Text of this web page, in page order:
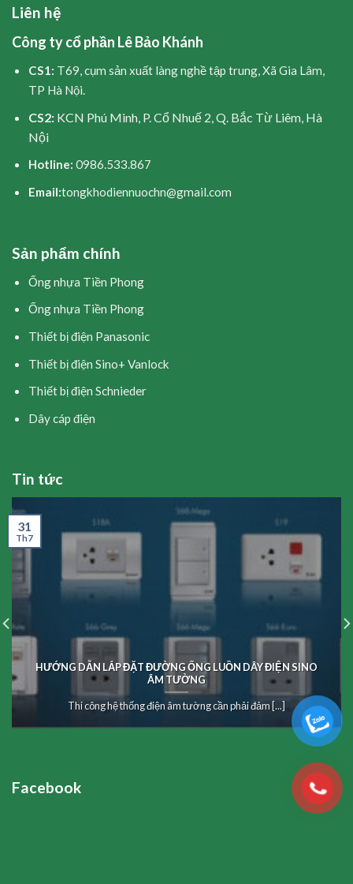
Liên hệ
Công ty cổ phần Lê Bảo Khánh
CS1: T69, cụm sản xuất làng nghề tập trung, Xã Gia Lâm,
TP Hà Nội.
CS2:KCN Phú Minh, P. Cổ Nhuế 2, Q. Bắc Từ Liêm, Hà
Nội
Hotline: 0986.533.867
Email:tongkhodiennuochn@gmail.com
Sản phẩm chính
Ống nhựa Tiền Phong
Ống nhựa Tiền Phong
Thiết bị điện Panasonic
Thiết bị điện Sino+ Vanlock
Thiết bị điện Schnieder
Dây cáp điện
Tin tức
HƯỚNG DẪN LẮP ĐẶT ĐƯỜNG ỐNG LUỒN DÂY ĐIỆN SINO
ÂM TƯỜNG
Thi công hệ thống điện âm tường cần phải đảm [...]
31
Th7
Facebook